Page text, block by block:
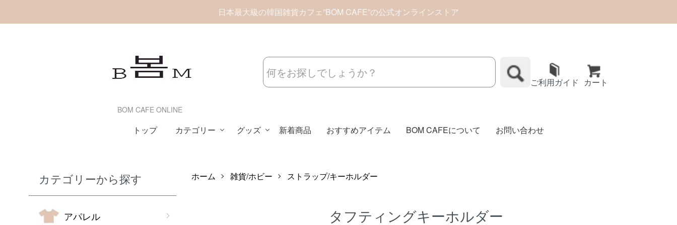
日本最大級の韓国雑貨カフェ”BOM CAFE”の公式オンラインストア
BOM CAFE ONLINE
ご利用ガイド カート
トップ カテゴリー グッズ 新着商品 おすすめアイテム BOM CAFEについて お問い合わせ
カテゴリーから探す
アパレル
ホーム 雑貨/ホビー ストラップ/キーホルダー
タフティングキーホルダー